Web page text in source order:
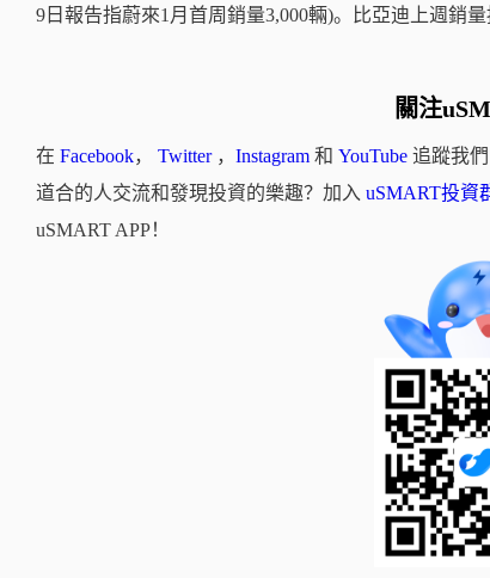
9日報告指蔚來1月首周銷量3,000輛)。比亞迪上週銷量
關注
在 Facebook， Twitter， Instagram 和 YouTube 追蹤我
道合的人交流和發現投資的樂趣？加入 uSMART投資
uSMART APP！